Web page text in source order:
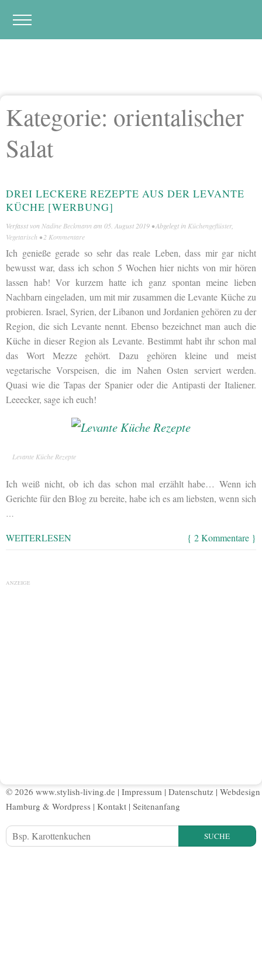
Kategorie: orientalischer
Salat
DREI LECKERE REZEPTE AUS DER LEVANTE
KÜCHE [WERBUNG]
Verfasst von Nadine Beckmann am 05. August 2019 • Abgelegt in Küchengeflüster,
Vegetarisch •2 Kommentare
Ich genieße gerade so sehr das reale Leben, dass mir gar nicht
bewusst war, dass ich schon 5 Wochen hier nichts von mir hören
lassen hab! Vor kurzem hatte ich ganz spontan meine lieben
Nachbarn eingeladen, um mit mir zusammen die Levante Küche zu
probieren. Israel, Syrien, der Libanon und Jordanien gehören zu der
Region, die sich Levante nennt. Ebenso bezeichnet man auch die
Küche in dieser Region als Levante. Bestimmt habt ihr schon mal
das Wort Mezze gehört. Dazu gehören kleine und meist
vegetarische Vorspeisen, die im Nahen Osten serviert werden.
Quasi wie die Tapas der Spanier oder die Antipasti der Italiener.
Leeecker, sage ich euch!
Levante Küche Rezepte
Ich weiß nicht, ob ich das schon mal erzählt habe… Wenn ich
Gerichte für den Blog zu bereite, habe ich es am liebsten, wenn sich
…
WEITERLESEN { 2 Kommentare }
ANZEIGE
© 2026 www.stylish-living.de | Impressum | Datenschutz | Webdesign
Hamburg & Wordpress | Kontakt | Seitenanfang
SUCHE